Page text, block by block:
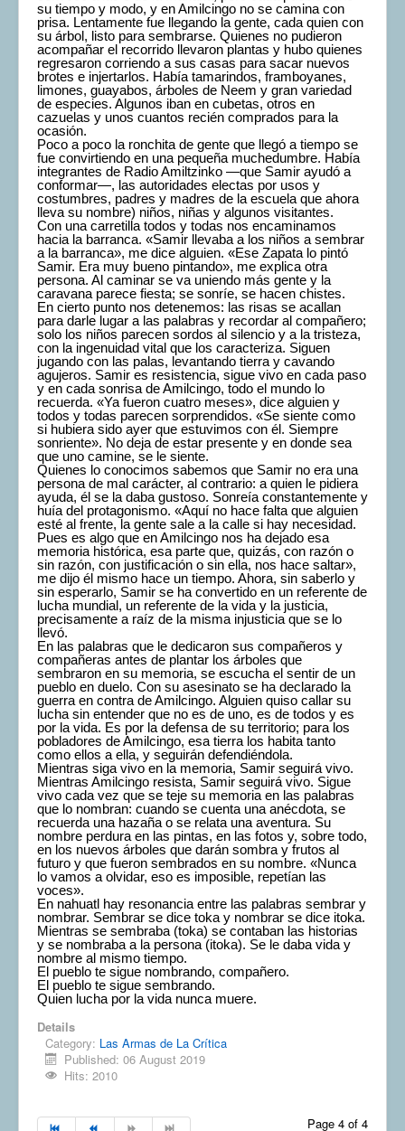
su tiempo y modo, y en Amilcingo no se camina con
prisa. Lentamente fue llegando la gente, cada quien con
su árbol, listo para sembrarse. Quienes no pudieron
acompañar el recorrido llevaron plantas y hubo quienes
regresaron corriendo a sus casas para sacar nuevos
brotes e injertarlos. Había tamarindos, framboyanes,
limones, guayabos, árboles de Neem y gran variedad
de especies. Algunos iban en cubetas, otros en
cazuelas y unos cuantos recién comprados para la
ocasión.
Poco a poco la ronchita de gente que llegó a tiempo se
fue convirtiendo en una pequeña muchedumbre. Había
integrantes de Radio Amiltzinko —que Samir ayudó a
conformar—, las autoridades electas por usos y
costumbres, padres y madres de la escuela que ahora
lleva su nombre) niños, niñas y algunos visitantes.
Con una carretilla todos y todas nos encaminamos
hacia la barranca. «Samir llevaba a los niños a sembrar
a la barranca», me dice alguien. «Ese Zapata lo pintó
Samir. Era muy bueno pintando», me explica otra
persona. Al caminar se va uniendo más gente y la
caravana parece fiesta; se sonríe, se hacen chistes.
En cierto punto nos detenemos: las risas se acallan
para darle lugar a las palabras y recordar al compañero;
solo los niños parecen sordos al silencio y a la tristeza,
con la ingenuidad vital que los caracteriza. Siguen
jugando con las palas, levantando tierra y cavando
agujeros. Samir es resistencia, sigue vivo en cada paso
y en cada sonrisa de Amilcingo, todo el mundo lo
recuerda. «Ya fueron cuatro meses», dice alguien y
todos y todas parecen sorprendidos. «Se siente como
si hubiera sido ayer que estuvimos con él. Siempre
sonriente». No deja de estar presente y en donde sea
que uno camine, se le siente.
Quienes lo conocimos sabemos que Samir no era una
persona de mal carácter, al contrario: a quien le pidiera
ayuda, él se la daba gustoso. Sonreía constantemente y
huía del protagonismo. «Aquí no hace falta que alguien
esté al frente, la gente sale a la calle si hay necesidad.
Pues es algo que en Amilcingo nos ha dejado esa
memoria histórica, esa parte que, quizás, con razón o
sin razón, con justificación o sin ella, nos hace saltar»,
me dijo él mismo hace un tiempo. Ahora, sin saberlo y
sin esperarlo, Samir se ha convertido en un referente de
lucha mundial, un referente de la vida y la justicia,
precisamente a raíz de la misma injusticia que se lo
llevó.
En las palabras que le dedicaron sus compañeros y
compañeras antes de plantar los árboles que
sembraron en su memoria, se escucha el sentir de un
pueblo en duelo. Con su asesinato se ha declarado la
guerra en contra de Amilcingo. Alguien quiso callar su
lucha sin entender que no es de uno, es de todos y es
por la vida. Es por la defensa de su territorio; para los
pobladores de Amilcingo, esa tierra los habita tanto
como ellos a ella, y seguirán defendiéndola.
Mientras siga vivo en la memoria, Samir seguirá vivo.
Mientras Amilcingo resista, Samir seguirá vivo. Sigue
vivo cada vez que se teje su memoria en las palabras
que lo nombran: cuando se cuenta una anécdota, se
recuerda una hazaña o se relata una aventura. Su
nombre perdura en las pintas, en las fotos y, sobre todo,
en los nuevos árboles que darán sombra y frutos al
futuro y que fueron sembrados en su nombre. «Nunca
lo vamos a olvidar, eso es imposible, repetían las
voces».
En nahuatl hay resonancia entre las palabras sembrar y
nombrar. Sembrar se dice toka y nombrar se dice itoka.
Mientras se sembraba (toka) se contaban las historias
y se nombraba a la persona (itoka). Se le daba vida y
nombre al mismo tiempo.
El pueblo te sigue nombrando, compañero.
El pueblo te sigue sembrando.
Quien lucha por la vida nunca muere.
Details
Category: Las Armas de La Crítica
Published: 06 August 2019
Hits: 2010
Page 4 of 4